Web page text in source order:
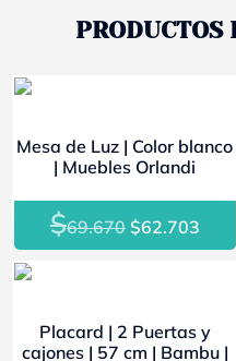
PRODUCTOS
Mesa de Luz | Color blanco
| Muebles Orlandi
$69.670 El
precio
$69.670.
$62.703El
Placard | 2 Puertas y
cajones | 57 cm | Bambu |